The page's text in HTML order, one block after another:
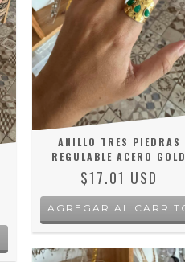
ANILLO TRES PIEDRAS
REGULABLE ACERO GOLD
$17.01 USD